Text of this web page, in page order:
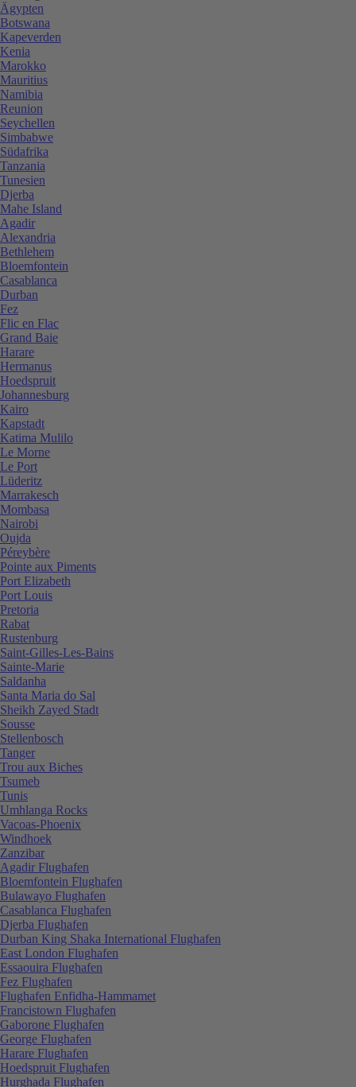
Ägypten
Botswana
Kapeverden
Kenia
Marokko
Mauritius
Namibia
Reunion
Seychellen
Simbabwe
Südafrika
Tanzania
Tunesien
Djerba
Mahe Island
Agadir
Alexandria
Bethlehem
Bloemfontein
Casablanca
Durban
Fez
Flic en Flac
Grand Baie
Harare
Hermanus
Hoedspruit
Johannesburg
Kairo
Kapstadt
Katima Mulilo
Le Morne
Le Port
Lüderitz
Marrakesch
Mombasa
Nairobi
Oujda
Péreybère
Pointe aux Piments
Port Elizabeth
Port Louis
Pretoria
Rabat
Rustenburg
Saint-Gilles-Les-Bains
Sainte-Marie
Saldanha
Santa Maria do Sal
Sheikh Zayed Stadt
Sousse
Stellenbosch
Tanger
Trou aux Biches
Tsumeb
Tunis
Umhlanga Rocks
Vacoas-Phoenix
Windhoek
Zanzibar
Agadir Flughafen
Bloemfontein Flughafen
Bulawayo Flughafen
Casablanca Flughafen
Djerba Flughafen
Durban King Shaka International Flughafen
East London Flughafen
Essaouira Flughafen
Fez Flughafen
Flughafen Enfidha-Hammamet
Francistown Flughafen
Gaborone Flughafen
George Flughafen
Harare Flughafen
Hoedspruit Flughafen
Hurghada Flughafen